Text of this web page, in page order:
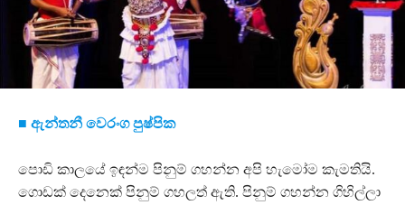
■ ඇන්තනී වෙරංග පුෂ්පික
පොඩි කාලයේ ඉඳන්ම පිනුම් ගහන්න අපි හැමෝම කැමතියි.
ගොඩක් දෙනෙක් පිනුම් ගහලත් ඇති. පිනුම් ගහන්න ගිහිල්ලා